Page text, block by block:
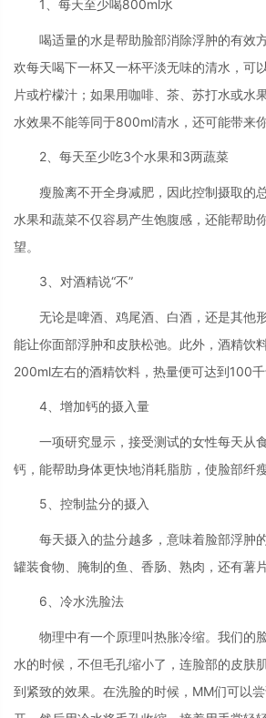
1、每天至少喝800ml水
喝适量的水是帮助脸部消除浮肿的有效
欢每天喝下一杯又一杯平淡无味的清水，可
片或柠檬汁；如果用咖啡、茶、苏打水或水
水效果不能等同于800ml清水，还可能带来
2、每天至少吃3个水果和3两蔬菜
瘦脸离不开全身减肥，因此控制摄取的
水果和蔬菜不仅容易产生饱腹感，还能帮助
望。
3、对酒精说“不”
无论是啤酒、鸡尾酒、白酒，还是其他
能让你面部浮肿和皮肤松弛。此外，酒精饮
200ml左右的酒精饮料，热量便可达到100千
4、增加钙的摄入量
一项研究显示，接受测试的女性每天从
钙，能帮助身体更快地消耗脂肪，使脸部纤
5、控制盐分的摄入
每天摄入的盐分越多，意味着脸部浮肿
罐装食物、腌制的鱼、香肠、熟肉，还有薯片
6、冷水洗脸法
物理中有一个原理叫热胀冷缩。我们的
水的时候，不但毛孔缩小了，连脸部的皮肤
到紧致的效果。在洗脸的时候，MM们可以